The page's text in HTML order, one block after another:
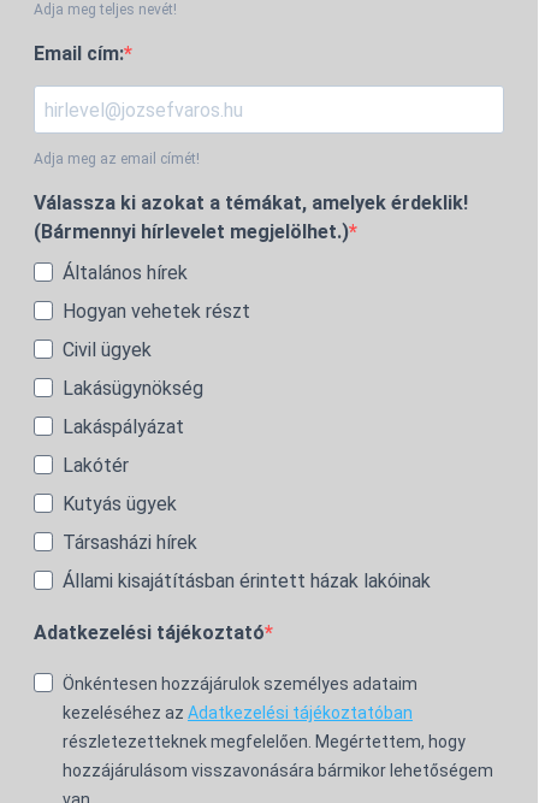
Adja meg teljes nevét!
Email cím:
Adja meg az email címét!
Válassza ki azokat a témákat, amelyek érdeklik!
(Bármennyi hírlevelet megjelölhet.)
Általános hírek
Hogyan vehetek részt
Civil ügyek
Lakásügynökség
Lakáspályázat
Lakótér
Kutyás ügyek
Társasházi hírek
Állami kisajátításban érintett házak lakóinak
Adatkezelési tájékoztató
Önkéntesen hozzájárulok személyes adataim
kezeléséhez az Adatkezelési tájékoztatóban
részletezetteknek megfelelően. Megértettem, hogy
hozzájárulásom visszavonására bármikor lehetőségem